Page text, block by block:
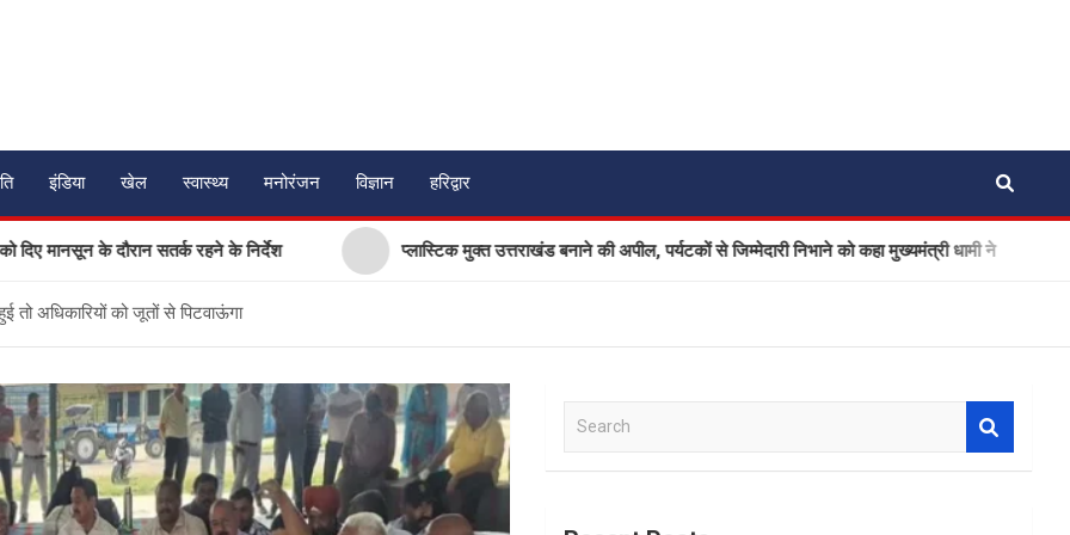
इंडिया खेल स्वास्थ्य मनोरंजन विज्ञान हरिद्वार
के दौरान सतर्क रहने के निर्देश प्लास्टिक मुक्त उत्तराखंड बनाने की अपील, पर्यटकों से जिम्मेदारी निभाने को कहा मुख्यमंत्री धामी ने
तो अधिकारियों को जूतों से पिटवाऊंगा
a